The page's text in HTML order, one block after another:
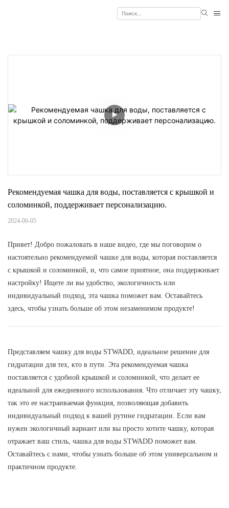
Рекомендуемая чашка для воды, поставляется с крышкой и
соломинкой, поддерживает персонализацию.
2024-06-05
Привет! Добро пожаловать в наше видео, где мы поговорим о
настоятельно рекомендуемой чашке для воды, которая поставляется
с крышкой и соломинкой, и, что самое приятное, она поддерживает
настройку! Ищете ли вы удобство, экологичность или
индивидуальный подход, эта чашка поможет вам. Оставайтесь
здесь, чтобы узнать больше об этом незаменимом продукте!
Представляем чашку для воды STWADD, идеальное решение для
гидратации для тех, кто в пути. Эта рекомендуемая чашка
поставляется с удобной крышкой и соломинкой, что делает ее
идеальной для ежедневного использования. Что отличает эту чашку,
так это ее настраиваемая функция, позволяющая добавить
индивидуальный подход к вашей рутине гидратации. Если вам
нужен экологичный вариант или вы просто хотите чашку, которая
отражает ваш стиль, чашка для воды STWADD поможет вам.
Оставайтесь с нами, чтобы узнать больше об этом универсальном и
практичном продукте.